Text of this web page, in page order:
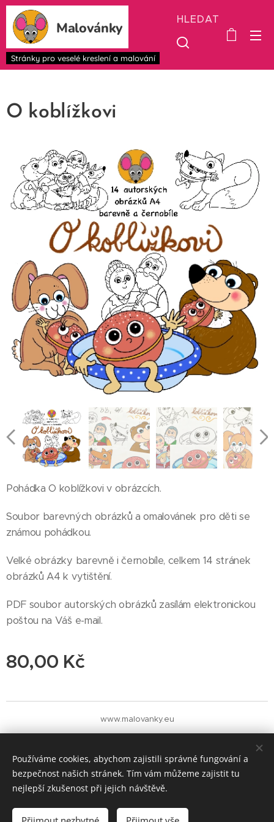
Malovánky
Stránky pro veselé kreslení a malování
HLEDAT
O koblížkovi
Pohádka O koblížkovi v obrázcích.
Soubor barevných obrázků a omalovánek pro děti se
známou pohádkou.
Velké obrázky barevně i černobíle, celkem 14 stránek
obrázků A4 k vytištění.
PDF soubor autorských obrázků zasílám elektronickou
poštou na Váš e-mail.
80,00 Kč
Do košíku
www.malovanky.eu
Cookies
Měna
CZK Kč
EUR €
Používáme cookies, abychom zajistili správné fungování a
bezpečnost našich stránek. Tím vám můžeme zajistit tu
nejlepší zkušenost při jejich návštěvě.